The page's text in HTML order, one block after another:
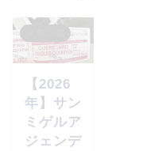
【2026
年】サン
ミゲルア
ジェンデ